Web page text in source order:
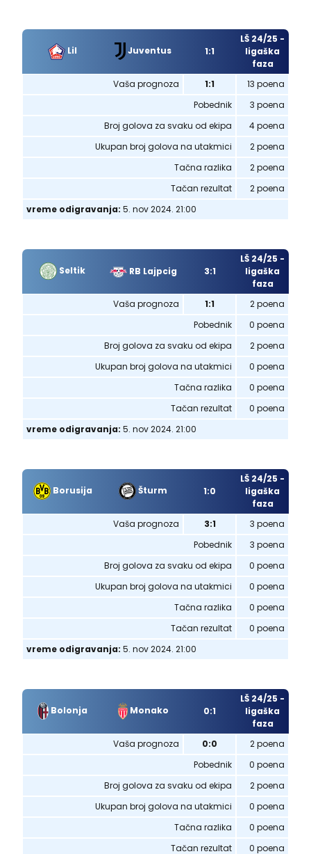
Lil Juventus 1:1
LŠ 24/25 -
ligaška
faza
Vaša prognoza
1:1
13 poena
Pobednik
3 poena
Broj golova za svaku od ekipa
4 poena
Ukupan broj golova na utakmici
2 poena
Tačna razlika
2 poena
Tačan rezultat
2 poena
vreme odigravanja: 5. nov 2024. 21:00
Seltik RB Lajpcig 3:1
LŠ 24/25 -
ligaška
faza
Vaša prognoza
1:1
2 poena
Pobednik
0 poena
Broj golova za svaku od ekipa
2 poena
Ukupan broj golova na utakmici
0 poena
Tačna razlika
0 poena
Tačan rezultat
0 poena
vreme odigravanja: 5. nov 2024. 21:00
Borusija Šturm 1:0
LŠ 24/25 -
ligaška
faza
Vaša prognoza
3:1
3 poena
Pobednik
3 poena
Broj golova za svaku od ekipa
0 poena
Ukupan broj golova na utakmici
0 poena
Tačna razlika
0 poena
Tačan rezultat
0 poena
vreme odigravanja: 5. nov 2024. 21:00
Bolonja Monako 0:1
LŠ 24/25 -
ligaška
faza
Vaša prognoza
0:0
2 poena
Pobednik
0 poena
Broj golova za svaku od ekipa
2 poena
Ukupan broj golova na utakmici
0 poena
Tačna razlika
0 poena
Tačan rezultat
0 poena